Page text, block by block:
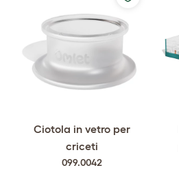
Ciotola in vetro per
criceti
099.0042